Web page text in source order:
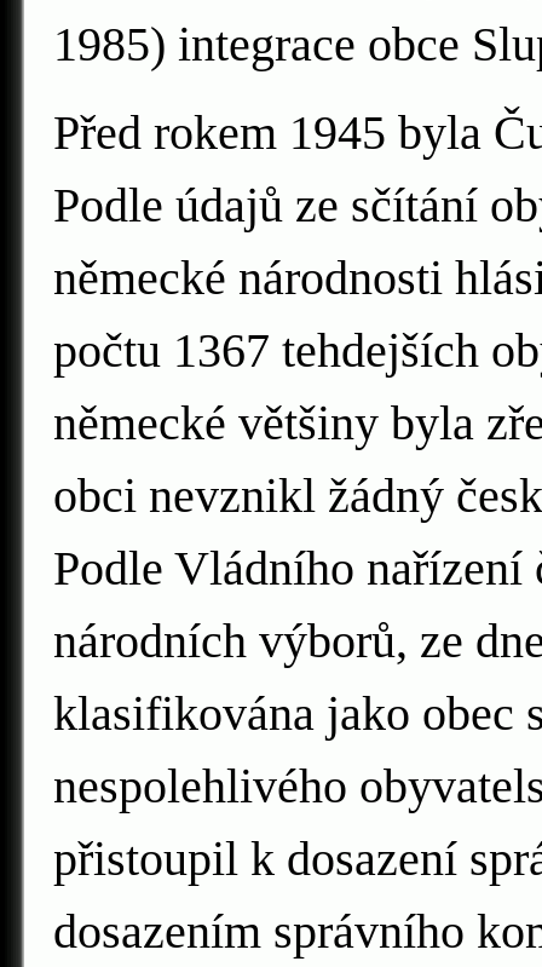
1985) integrace obce
Před rokem 1945 byla
Podle údajů ze sčítání
německé národnosti
počtu 1367 tehdejších
německé většiny byla
obci nevznikl žádný
Podle Vládního nařízení
národních výborů, ze
klasifikována jako obec
nespolehlivého
přistoupil k dosazení
dosazením správního